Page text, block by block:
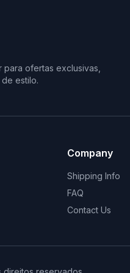
ofertas exclusivas,
estilo.
Company
Shipping Info
FAQ
Contact Us